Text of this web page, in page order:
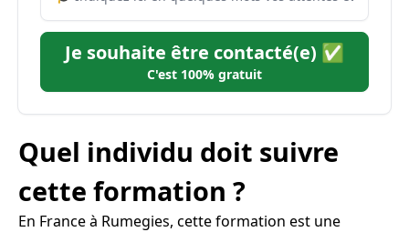
Je souhaite être contacté(e) ✅
C'est 100% gratuit
Quel individu doit suivre
cette formation ?
En France à Rumegies, cette formation est une